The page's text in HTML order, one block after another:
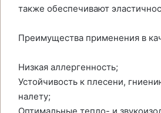
также обеспечивают
Преимущества применения в
Низкая аллергенность;
Устойчивость к плесени,
налету;